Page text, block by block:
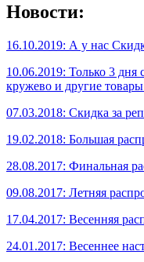
Новости:
16.10.2019: А у нас
10.06.2019: Только 3
кружево и другие
07.03.2018: Скидка за
19.02.2018: Большая
28.08.2017: Финальная
09.08.2017: Летняя
17.04.2017: Весенняя
24.01.2017: Весеннее